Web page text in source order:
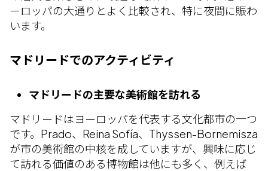
ーロッパの大通りとよく比較され、特に夜間に賑わ
います。
マドリードでのアクティビティ
マドリードの主要な美術館を訪れる
マドリードはヨーロッパを代表する文化都市の一つ
です。Prado、Reina Sofía、Thyssen-Bornemisza
が市の美術館の中核を成していますが、興味に応じ
て訪れる価値のある博物館は他にも多く、例えば